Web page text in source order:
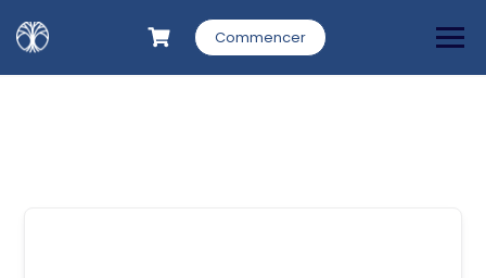
Commencer